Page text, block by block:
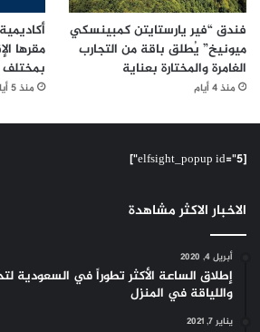
فندق “فير يارستايتن كمبينسكي
ميونيخ” يُطلق باقة من التجارب
الغامرة والمختارة بعناية
منذ 4 أيام
مقرها
بمختلف
منذ 5 أيام
[elfsight_popup id="5"]
الاخبار الاكثر مشاهدة
أبريل 4, 2020
إطلاق الساعة الأكثر تطوراً في السعودية
واللياقة في المنزل
يناير 7, 2021